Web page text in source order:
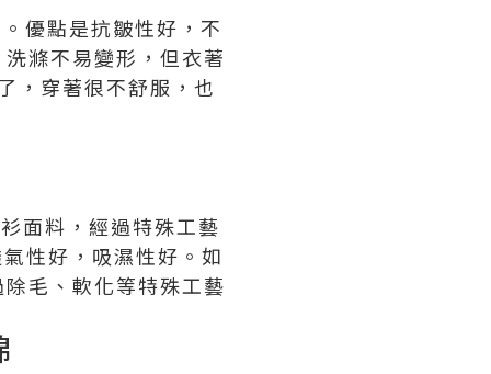
優點是抗皺性好，不
滌不易變形，但衣著
，穿著很不舒服，也
面料，經過特殊工藝
性好，吸濕性好。如
毛、軟化等特殊工藝